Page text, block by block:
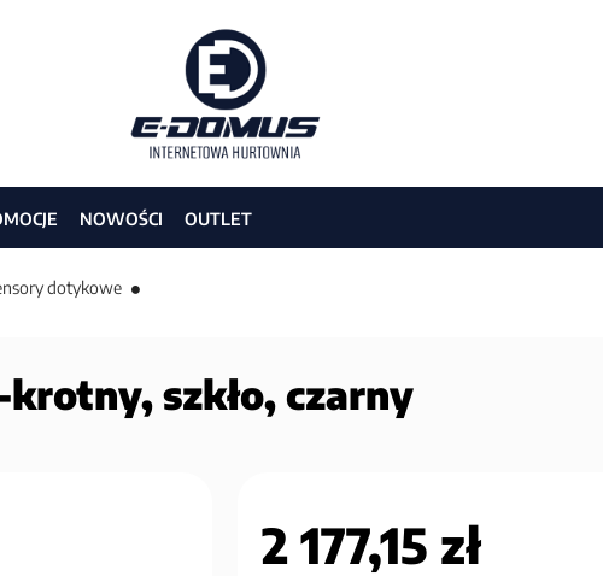
NOWOŚCI OUTLET
dotykowe
szkło, czarny
2 177,15 zł